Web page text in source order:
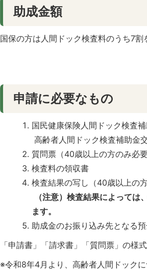
助成金額
国保の方は人間ドック検査料のうち7
申請に必要なもの
国民健康保険人間ドック検査
高齢者人間ドック検査補助金
質問票（40歳以上の方のみ必
検査料の領収書
検査結果の写し（40歳以上の
（注意）検査結果によって
ます。
助成金のお振り込み先となる
「申請書」「請求書」「質問票」の様
※令和8年4月より、高齢者人間ドック